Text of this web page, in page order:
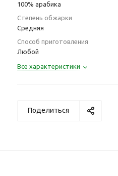
100% арабика
Степень обжарки
Средняя
Способ приготовления
Любой
Все характеристики
Поделиться